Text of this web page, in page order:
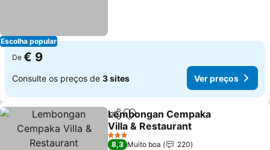
Escolha popular
De € 9
Consulte os preços de 3 sites Ver preços
PartilharAdicionar aos favoritos
Lembongan Cempaka
Villa & Restaurant
Ver preços
3 Estrelas
8,3 Muito boa
220